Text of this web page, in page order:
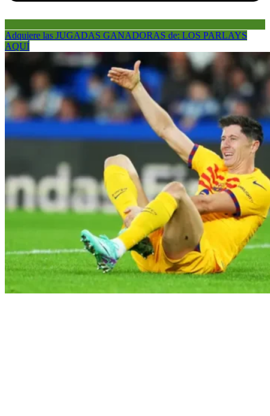
Adquiere las JUGADAS GANADORAS de: LOS PARLAYS
AQUÍ